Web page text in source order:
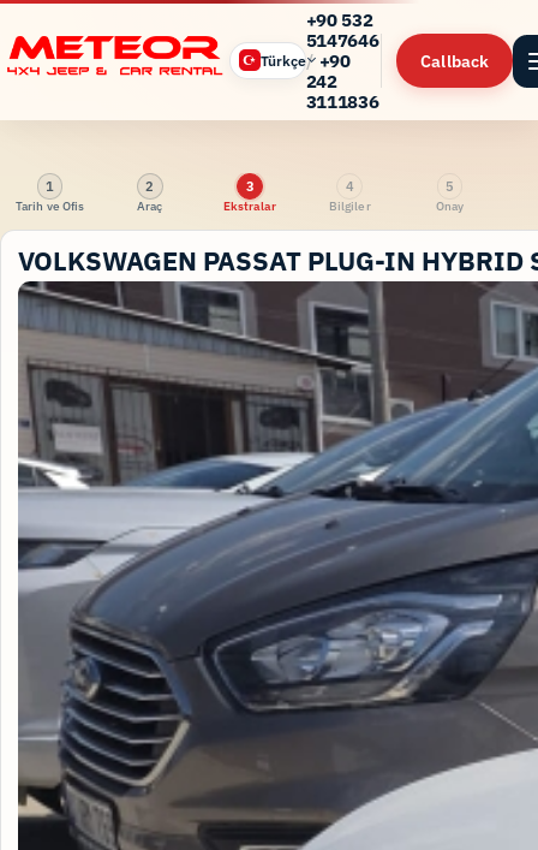
Türkçe
+90 532
5147646
/ +90
242
3111836
Callback
1
Tarih ve Ofis
2
Araç
3
Ekstralar
4
Bilgiler
5
Onay
VOLKSWAGEN PASSAT PLUG-IN HYBRID